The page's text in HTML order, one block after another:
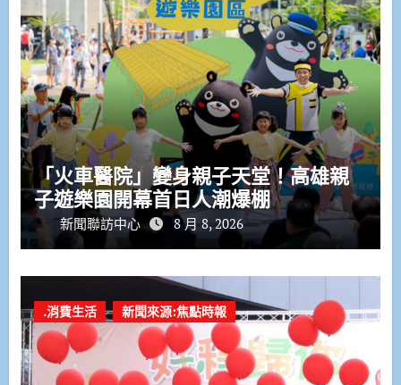
「火車醫院」變身親子天堂！高雄親
子遊樂園開幕首日人潮爆棚
新聞聯訪中心 8 月 8, 2026
.消費生活 新聞來源:焦點時報